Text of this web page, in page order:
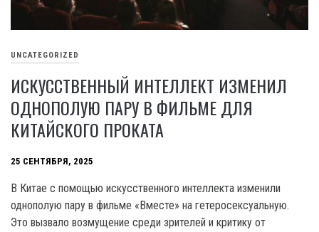
UNCATEGORIZED
ИСКУССТВЕННЫЙ ИНТЕЛЛЕКТ ИЗМЕНИЛ
ОДНОПОЛУЮ ПАРУ В ФИЛЬМЕ ДЛЯ
КИТАЙСКОГО ПРОКАТА
25 СЕНТЯБРЯ, 2025
В Китае с помощью искусственного интеллекта изменили
однополую пару в фильме «Вместе» на гетеросексуальную.
Это вызвало возмущение среди зрителей и критику от